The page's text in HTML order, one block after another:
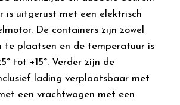
is uitgerust met een elektrisch
De containers zijn zowel
te plaatsen en de temperatuur is
tot +15°. Verder zijn de
lading verplaatsbaar met
een vrachtwagen met een